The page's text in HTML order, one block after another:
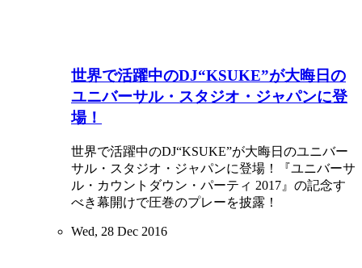
世界で活躍中のDJ“KSUKE”が大晦日の
ユニバーサル・スタジオ・ジャパンに登
場！
世界で活躍中のDJ“KSUKE”が大晦日のユニバー
サル・スタジオ・ジャパンに登場！『ユニバーサ
ル・カウントダウン・パーティ 2017』の記念す
べき幕開けで圧巻のプレーを披露！
Wed, 28 Dec 2016